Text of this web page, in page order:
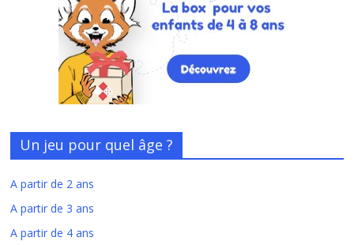
Un jeu pour quel âge ?
A partir de 2 ans
A partir de 3 ans
A partir de 4 ans